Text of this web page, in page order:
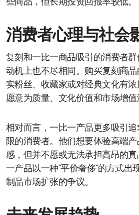
些商品，但长期投资回报率较低。
消费者心理与社会
复刻和一比一商品吸引的消费者
动机上也不尽相同。购买复刻商
实粉丝、收藏家或对经典文化有
愿意为质量、文化价值和市场增值
相对而言，一比一产品更多吸引
限的消费者。他们想要体验高端
感，但并不愿或无法承担高昂的
一产品以一种“平价奢侈”的方式出
制品市场扩张的争议。